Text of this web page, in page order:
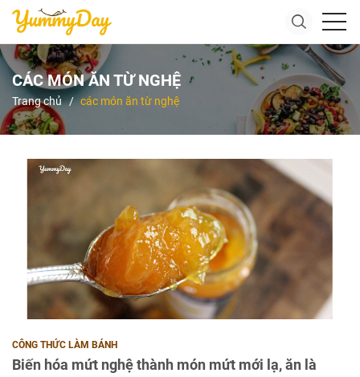
CÁC MÓN ĂN TỪ NGHỆ
Trang chủ các món ăn từ nghệ
CÔNG THỨC LÀM BÁNH
Biến hóa mứt nghệ thành món mứt mới lạ, ăn là